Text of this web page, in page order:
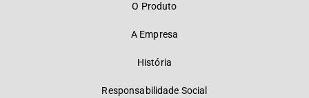
O Produto
A Empresa
História
Responsabilidade Social